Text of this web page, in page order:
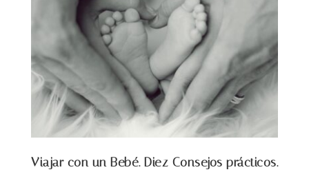
Viajar con un Bebé. Diez Consejos prácticos.